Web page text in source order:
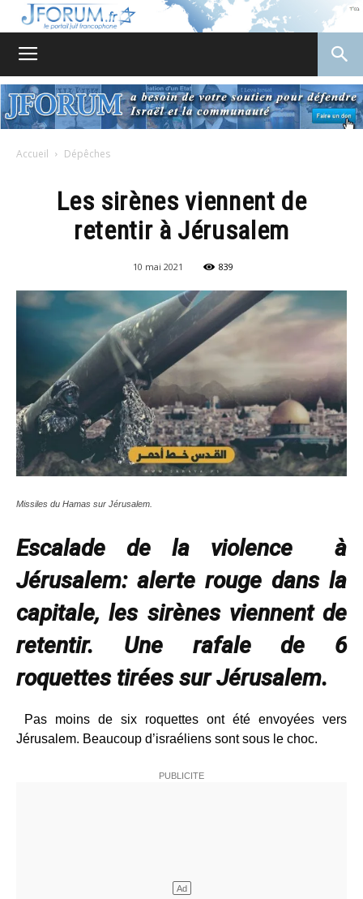
Accueil Dépêches
Les sirènes viennent de
retentir à Jérusalem
10 mai 2021 839
Missiles du Hamas sur Jérusalem.
Escalade de la violence à
Jérusalem: alerte rouge dans la
capitale, les sirènes viennent de
retentir. Une rafale de 6
roquettes tirées sur Jérusalem.
Pas moins de six roquettes ont été envoyées vers
Jérusalem. Beaucoup d’israéliens sont sous le choc.